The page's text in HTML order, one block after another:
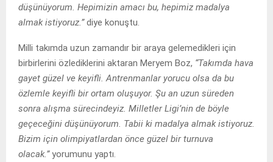
düşünüyorum. Hepimizin amacı bu, hepimiz madalya
almak istiyoruz.”diye konuştu.
Milli takımda uzun zamandır bir araya gelemedikleri için
birbirlerini özlediklerini aktaran Meryem Boz, “Takımda hava
gayet güzel ve keyifli. Antrenmanlar yorucu olsa da bu
özlemle keyifli bir ortam oluşuyor. Şu an uzun süreden
sonra alışma sürecindeyiz. Milletler Ligi’nin de böyle
geçeceğini düşünüyorum. Tabii ki madalya almak istiyoruz.
Bizim için olimpiyatlardan önce güzel bir turnuva
olacak.”yorumunu yaptı.